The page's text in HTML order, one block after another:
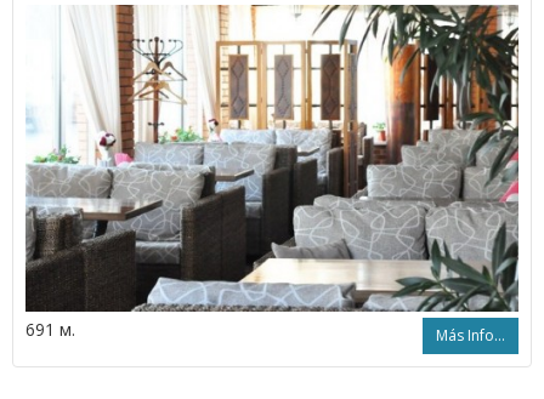
691 м. Más Info...